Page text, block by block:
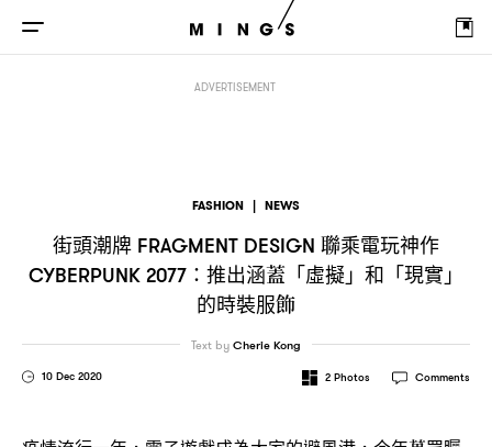
ADVERTISEMENT
FASHION | NEWS
街頭潮牌 FRAGMENT DESIGN 聯乘電玩神作
CYBERPUNK 2077： 推出涵蓋「虛擬」和「現實」
的時裝服飾
10 Dec 2020
Text byCherie Kong
2 Photos Comments
FRAGMENT DESIGN 聯乘電玩神作 推出涵蓋「